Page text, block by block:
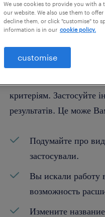
тільки віддалена
критеріям. Застосуйте
результатів. Це може
Подумайте про
застосували.
Вы искали работу
возможность
Измените
We use cookies to provide you with
our website. We also use them to
decline them, or click "customise" to
information is in our cookie policy.
customise